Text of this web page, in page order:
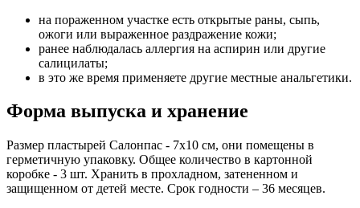
на пораженном участке есть открытые раны, сыпь,
ожоги или выраженное раздражение кожи;
ранее наблюдалась аллергия на аспирин или другие
салицилаты;
в это же время применяете другие местные анальгетики.
Форма выпуска и хранение
Размер пластырей Салонпас - 7х10 см, они помещены в
герметичную упаковку. Общее количество в картонной
коробке - 3 шт. Хранить в прохладном, затененном и
защищенном от детей месте. Срок годности – 36 месяцев.